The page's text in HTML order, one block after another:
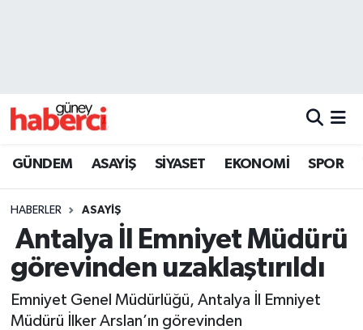
GÜNDEM ASAYİŞ SİYASET EKONOMİ SPOR
HABERLER ASAYİŞ
Antalya İl Emniyet Müdürü
görevinden uzaklaştırıldı
Emniyet Genel Müdürlüğü, Antalya İl Emniyet
Müdürü İlker Arslan’ın görevinden
Beyoğlu Trafik Yoğunluk Haritası
Son Dakika Haberleri
Haber Arşivi